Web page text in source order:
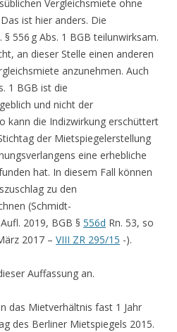
Vergleichsmiete ohne
ist hier anders. Die
556 g Abs. 1 BGB teilunwirksam.
an dieser Stelle einen anderen
anzunehmen. Auch
1 BGB ist die
und nicht der
kann die Indizwirkung erschüttert
der Mietspiegelerstellung
eine erhebliche
hat. In diesem Fall können
zu den
(Schmidt-
2019, BGB § 556d Rn. 53, so
2017 – VIII ZR 295/15 -).
Auffassung an.
das Mietverhältnis fast 1 Jahr
des Berliner Mietspiegels 2015.